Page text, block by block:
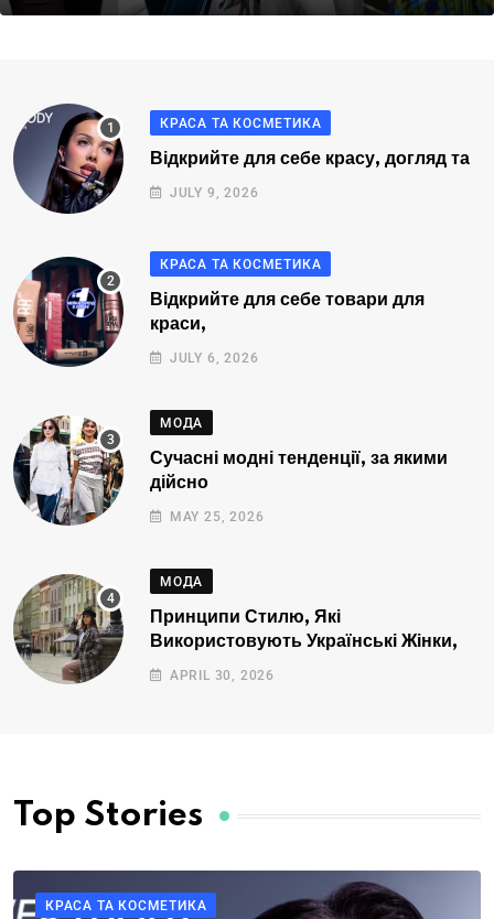
КРАСА ТА КОСМЕТИКА
Відкрийте для себе красу, догляд та
JULY 9, 2026
КРАСА ТА КОСМЕТИКА
Відкрийте для себе товари для
краси,
JULY 6, 2026
МОДА
Сучасні модні тенденції, за якими
дійсно
MAY 25, 2026
МОДА
Принципи Стилю, Які
Використовують Українські Жінки,
APRIL 30, 2026
КРАСА ТА КОСМЕТИКА